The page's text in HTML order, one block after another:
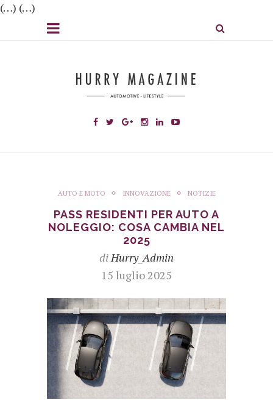
(…) (…)
AUTO E MOTO INNOVAZIONE NOTIZIE
PASS RESIDENTI PER AUTO A
NOLEGGIO: COSA CAMBIA NEL
2025
diHurry_Admin
15 luglio 2025